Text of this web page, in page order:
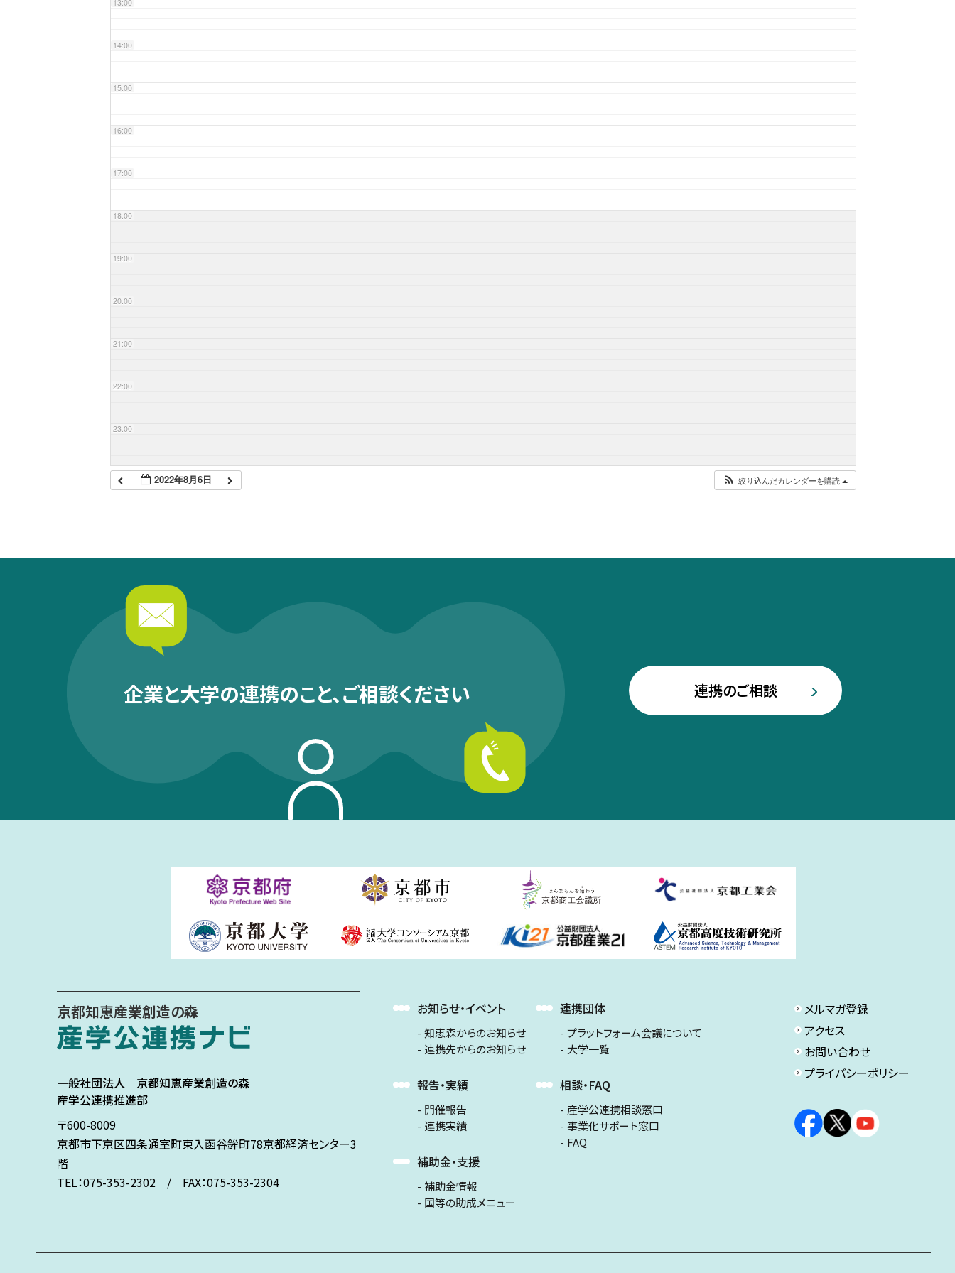
13:00
14:00
15:00
16:00
17:00
18:00
19:00
20:00
21:00
22:00
23:00
2022年8月6日 絞り込んだカレンダーを購読
企業と大学の連携のこと、ご相談ください 連携のご相談
京都知恵産業創造の森
一般社団法人 京都知恵産業創造の森
産学公連携推進部
〒600-8009
京都市下京区四条通室町東入函谷鉾町78京都経済センター3
階
TEL：075-353-2302 / FAX：075-353-2304
お知らせ・イベント
知恵森からのお知らせ
連携先からのお知らせ
報告・実績
開催報告
連携実績
補助金・支援
補助金情報
国等の助成メニュー
連携団体
プラットフォーム会議について
大学一覧
相談・FAQ
産学公連携相談窓口
事業化サポート窓口
FAQ
メルマガ登録
アクセス
お問い合わせ
プライバシーポリシー